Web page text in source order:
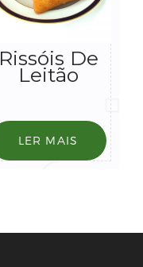
Rissóis De
Leitão
LER MAIS